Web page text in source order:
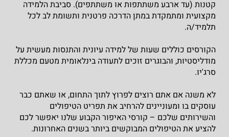
קטנות (עד ארבע משתתפות או משתתפים). סביבת הלמידה
מקצועית ומתמקדת במתן הדרכה פרטנית ותשומת לב לכל
תלמיד/ה.
הקורסים כוללים שעות של למידה עיונית והתנסות מעשית על
מודליסטיות, והבוגרים זוכים לתעודה בינלאומית מטעם מכללת
סרג'יו.
לא משנה אם אתם רוצים לפרוץ לתוך התחום, או שאתם כבר
עוסקים בו ומעוניינים להרחיב את תפריט הטיפולים
והשירותים שלכם – קורסי האיפור הקבוע שלנו יאפשר לכם
להציע את הטיפולים המבוקשים ביותר בשנים האחרונות.